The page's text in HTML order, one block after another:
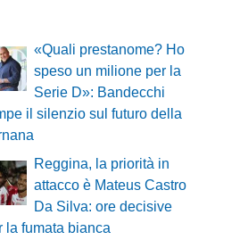
«Quali prestanome? Ho
speso un milione per la
Serie D»: Bandecchi
il silenzio sul futuro della
Reggina, la priorità in
attacco è Mateus Castro
Da Silva: ore decisive
la fumata bianca